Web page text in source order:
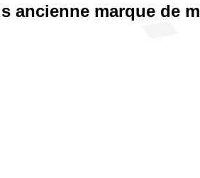
marque de